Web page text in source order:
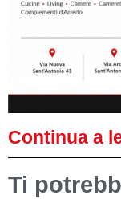
Continua a
Ti